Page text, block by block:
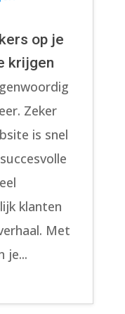
op je
krijgen
Zeker
is snel
klanten
Met
je...